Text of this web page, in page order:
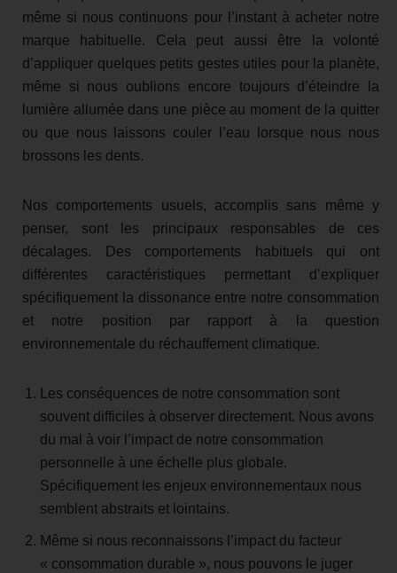
même si nous continuons pour l’instant à acheter notre
marque habituelle. Cela peut aussi être la volonté
d’appliquer quelques petits gestes utiles pour la planète,
même si nous oublions encore toujours d’éteindre la
lumière allumée dans une pièce au moment de la quitter
ou que nous laissons couler l’eau lorsque nous nous
brossons les dents.
Nos comportements usuels, accomplis sans même y
penser, sont les principaux responsables de ces
décalages. Des comportements habituels qui ont
différentes caractéristiques permettant d’expliquer
spécifiquement la dissonance entre notre consommation
et notre position par rapport à la question
environnementale du réchauffement climatique.
Les conséquences de notre consommation sont
souvent difficiles à observer directement. Nous avons
du mal à voir l’impact de notre consommation
personnelle à une échelle plus globale.
Spécifiquement les enjeux environnementaux nous
semblent abstraits et lointains.
Même si nous reconnaissons l’impact du facteur
« consommation durable », nous pouvons le juger